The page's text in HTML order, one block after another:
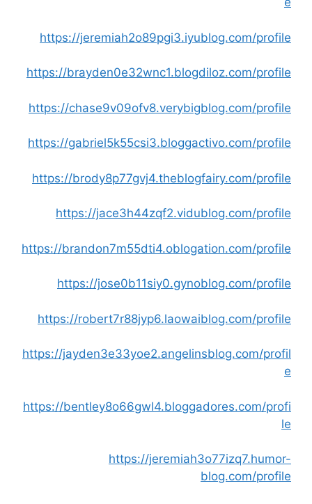
https://jeremiah2o89pgi3.iyublog.com/profile
https://brayden0e32wnc1.blogdiloz.com/profile
https://chase9v09ofv8.verybigblog.com/profile
https://gabriel5k55csi3.bloggactivo.com/profile
https://brody8p77gvj4.theblogfairy.com/profile
https://jace3h44zqf2.vidublog.com/profile
https://brandon7m55dti4.oblogation.com/profile
https://jose0b11siy0.gynoblog.com/profile
https://robert7r88jyp6.laowaiblog.com/profile
https://jayden3e33yoe2.angelinsblog.com/profil
e
https://bentley8o66gwl4.bloggadores.com/profi
le
https://jeremiah3o77izq7.humor-
blog.com/profile